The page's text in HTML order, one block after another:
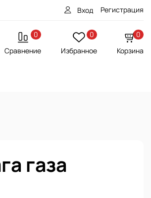
Вход Регистрация
0
Сравнение
0
Избранное
0
Корзина
газа